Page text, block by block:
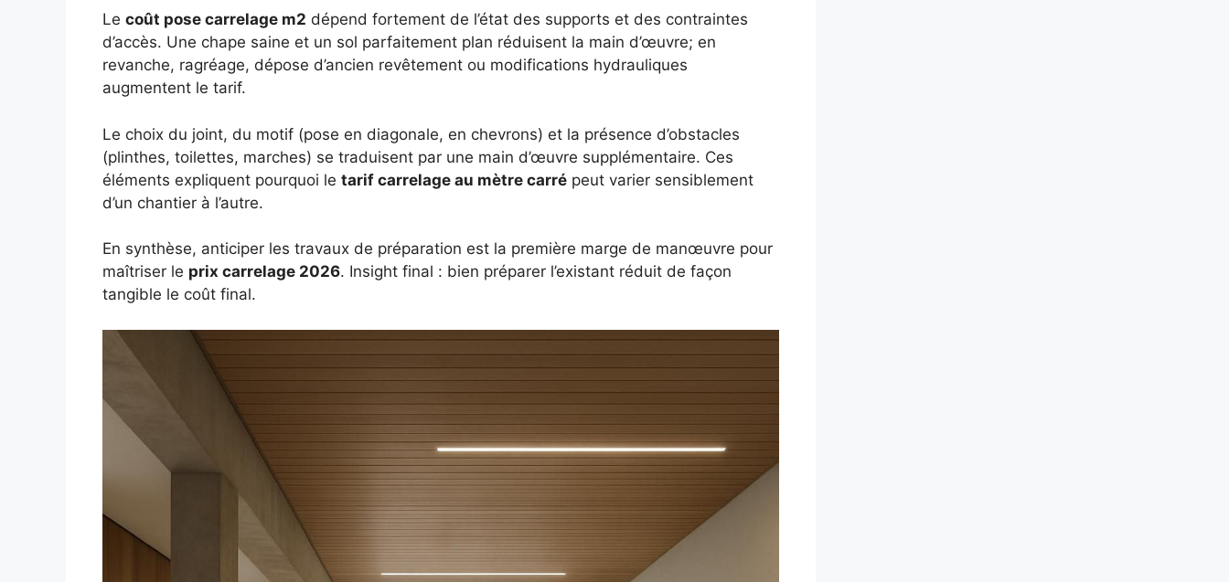
Le coût pose carrelage m2 dépend fortement de l’état des supports et des contraintes
d’accès. Une chape saine et un sol parfaitement plan réduisent la main d’œuvre; en
revanche, ragréage, dépose d’ancien revêtement ou modifications hydrauliques
augmentent le tarif.
Le choix du joint, du motif (pose en diagonale, en chevrons) et la présence d’obstacles
(plinthes, toilettes, marches) se traduisent par une main d’œuvre supplémentaire. Ces
éléments expliquent pourquoi le tarif carrelage au mètre carré peut varier sensiblement
d’un chantier à l’autre.
En synthèse, anticiper les travaux de préparation est la première marge de manœuvre pour
maîtriser le prix carrelage 2026. Insight final : bien préparer l’existant réduit de façon
tangible le coût final.